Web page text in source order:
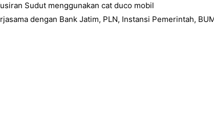
Sudut menggunakan cat duco mobil
dengan Bank Jatim, PLN, Instansi Pemerintah,